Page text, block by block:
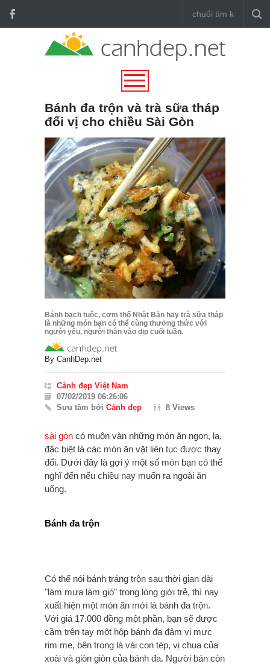
Bánh đa trộn và trà sữa tháp
đổi vị cho chiều Sài Gòn
Bánh bạch tuộc, cơm thố Nhật Bản hay trà sữa tháp
là những món bạn có thể cùng thưởng thức với
người yêu, người thân vào dịp cuối tuần.
By CanhDep.net
Cảnh đẹp Việt Nam
07/02/2019 06:26:06
Sưu tầm bởi Cảnh đẹp 8 Views
sài gòn có muôn vàn những món ăn ngon, lạ,
đặc biệt là các món ăn vặt liên tục được thay
đổi. Dưới đây là gợi ý một số món bạn có thể
nghĩ đến nếu chiều nay muốn ra ngoài ăn
uống.
Bánh đa trộn
Có thể nói bánh tráng trộn sau thời gian dài
"làm mưa làm gió" trong lòng giới trẻ, thì nay
xuất hiện một món ăn mới là bánh đa trộn.
Với giá 17.000 đồng một phần, bạn sẽ được
cầm trên tay một hộp bánh đa đậm vị mực
rim me, bên trong là vài con tép, vị chua của
xoài và giòn giòn của bánh đa. Người bán còn